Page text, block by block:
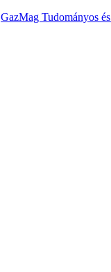
GazMag Tudományos